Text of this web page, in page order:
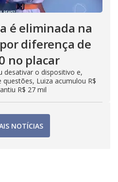
é eliminada na
diferença de
no placar
desativar o dispositivo e,
Luiza acumulou R$
R$ 27 mil
NOTÍCIAS